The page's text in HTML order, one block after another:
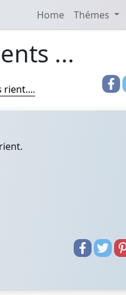
Home Thémes
...
rient....